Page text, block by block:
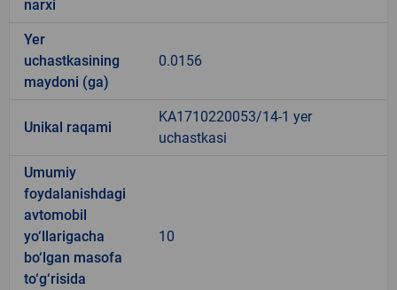
narxi
Yer
uchastkasining
maydoni (ga)
0.0156
Unikal raqami
KA1710220053/14-1 yer
uchastkasi
Umumiy
foydalanishdagi
avtomobil
yo‘llarigacha
bo‘lgan masofa
to‘g‘risida
10